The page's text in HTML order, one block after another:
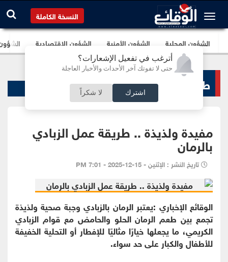
أترغب في تفعيل الإشعارات؟
حتى لا تفوتك آخر الأحداث والأخبار العاجلة
اشترك لا شكراً
النسخة الكاملة
الشؤون المحلية الشؤون الأمنية الشؤون الإقتصادية
طب و صحة
مفيدة ولذيذة .. طريقة عمل الزبادي
بالرمان
تاريخ النشر : الإثنين - 15-12-2025 - 7:01 PM
الوقائع الإخباري :يعتبر الرمان بالزبادي وجبة صحية ولذيذة
تجمع بين طعم الرمان الحلو والحامض مع قوام الزبادي
الكريمي، ما يجعلها خيارًا مثاليًا للإفطار أو التحلية الخفيفة
للأطفال والكبار على حد سواء.